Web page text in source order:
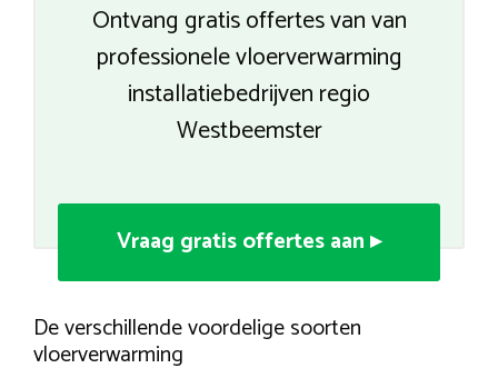
Ontvang gratis offertes van van
professionele vloerverwarming
installatiebedrijven regio
Westbeemster
Vraag gratis offertes aan ▸
De verschillende voordelige soorten
vloerverwarming